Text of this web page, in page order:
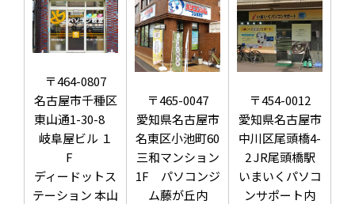
〒464-0807
名古屋市千種区
東山通1-30-8
岐阜屋ビル １
F
ディードットス
テーション 本山
〒465-0047
愛知県名古屋市
名東区小池町60
三和マンション
1F パソコンジ
ム藤が丘内
〒454-0012
愛知県名古屋市
中川区尾頭橋4-
2 JR尾頭橋駅
いまいくパソコ
ンサポート内